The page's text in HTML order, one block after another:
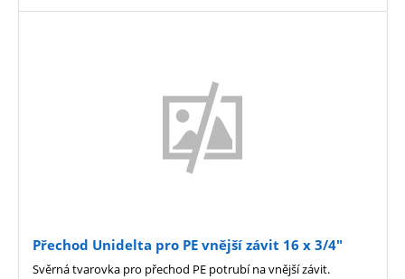
Přechod Unidelta pro PE vnější závit 16 x 3/4"
Svěrná tvarovka pro přechod PE potrubí na vnější závit.